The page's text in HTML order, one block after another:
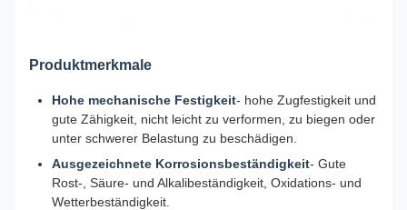
Produktmerkmale
Hohe mechanische Festigkeit- hohe Zugfestigkeit und
gute Zähigkeit, nicht leicht zu verformen, zu biegen oder
unter schwerer Belastung zu beschädigen.
Ausgezeichnete Korrosionsbeständigkeit- Gute
Rost-, Säure- und Alkalibeständigkeit, Oxidations- und
Wetterbeständigkeit.